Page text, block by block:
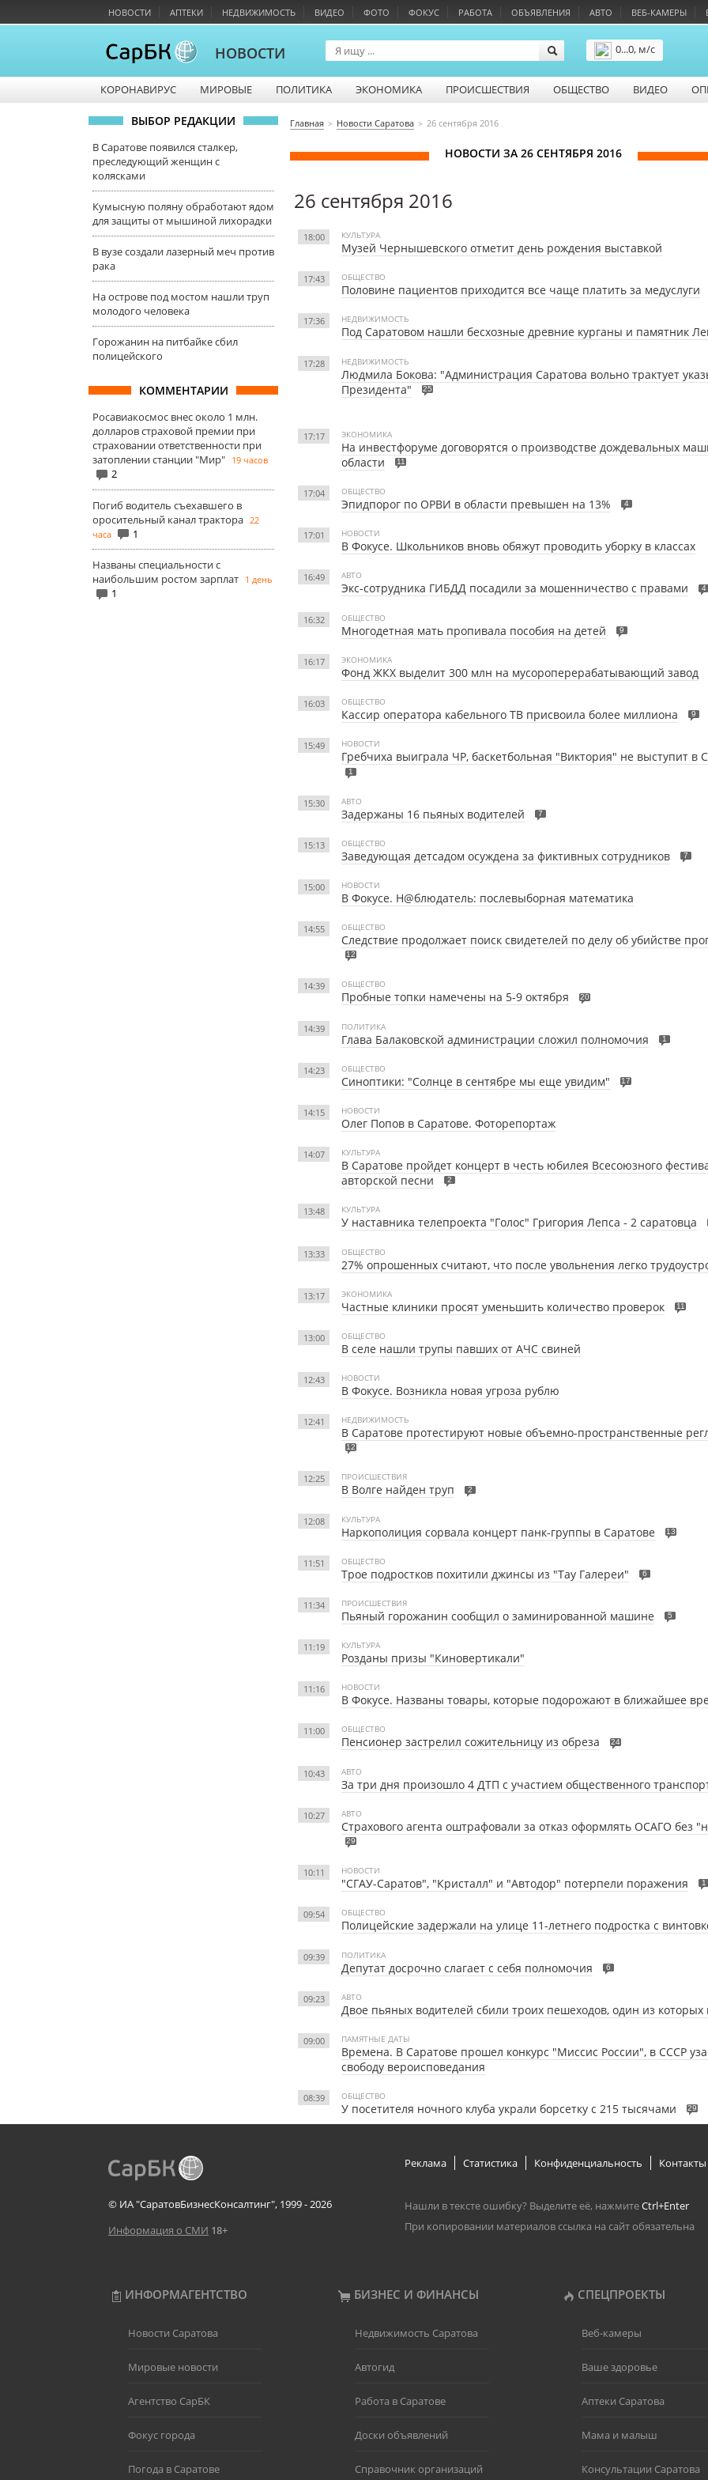
НОВОСТИ АПТЕКИ НЕДВИЖИМОСТЬ ВИДЕО ФОТО ФОКУС РАБОТА ОБЪЯВЛЕНИЯ АВТО ВЕБ-КАМЕРЫ
НОВОСТИ
0...0, м/с
КОРОНАВИРУС МИРОВЫЕ ПОЛИТИКА ЭКОНОМИКА ПРОИСШЕСТВИЯ ОБЩЕСТВО ВИДЕО
ВЫБОР РЕДАКЦИИ
В Саратове появился сталкер,
преследующий женщин с
колясками
Кумысную поляну обработают ядом
для защиты от мышиной лихорадки
В вузе создали лазерный меч против
рака
На острове под мостом нашли труп
молодого человека
Горожанин на питбайке сбил
полицейского
КОММЕНТАРИИ
Росавиакосмос внес около 1 млн.
долларов страховой премии при
страховании ответственности при
затоплении станции "Мир" 19 часов
2
Погиб водитель съехавшего в
оросительный канал трактора 22
часа
1
Названы специальности с
наибольшим ростом зарплат 1 день
1
Главная Новости Саратова 26 сентября 2016
НОВОСТИ ЗА 26 СЕНТЯБРЯ 2016
26 сентября 2016
18:00 КУЛЬТУРА
Музей Чернышевского отметит день рождения выставкой
17:43 ОБЩЕСТВО
Половине пациентов приходится все чаще платить за медуслуги
17:36 НЕДВИЖИМОСТЬ
Под Саратовом нашли бесхозные древние курганы и памятник
17:28 НЕДВИЖИМОСТЬ
Людмила Бокова: "Администрация Саратова вольно трактует
Президента"
25
17:17 ЭКОНОМИКА
На инвестфоруме договорятся о производстве дождевальных
области
11
17:04 ОБЩЕСТВО
Эпидпорог по ОРВИ в области превышен на 13% 4
17:01 НОВОСТИ
В Фокусе. Школьников вновь обяжут проводить уборку в классах
16:49 АВТО
Экс-сотрудника ГИБДД посадили за мошенничество с правами 4
16:32 ОБЩЕСТВО
Многодетная мать пропивала пособия на детей 9
16:17 ЭКОНОМИКА
Фонд ЖКХ выделит 300 млн на мусороперерабатывающий завод
16:03 ОБЩЕСТВО
Кассир оператора кабельного ТВ присвоила более миллиона 9
15:49 НОВОСТИ
Гребчиха выиграла ЧР, баскетбольная "Виктория" не выступит в
1
15:30 АВТО
Задержаны 16 пьяных водителей 7
15:13 ОБЩЕСТВО
Заведующая детсадом осуждена за фиктивных сотрудников 7
15:00 НОВОСТИ
В Фокусе. Н@блюдатель: послевыборная математика
14:55 ОБЩЕСТВО
Следствие продолжает поиск свидетелей по делу об убийстве
12
14:39 ОБЩЕСТВО
Пробные топки намечены на 5-9 октября 20
14:39 ПОЛИТИКА
Глава Балаковской администрации сложил полномочия 1
14:23 ОБЩЕСТВО
Синоптики: "Солнце в сентябре мы еще увидим" 17
14:15 НОВОСТИ
Олег Попов в Саратове. Фоторепортаж
14:07 КУЛЬТУРА
В Саратове пройдет концерт в честь юбилея Всесоюзного
авторской песни
2
13:48 КУЛЬТУРА
У наставника телепроекта "Голос" Григория Лепса - 2 саратовца
13:33 ОБЩЕСТВО
27% опрошенных считают, что после увольнения легко
13:17 ЭКОНОМИКА
Частные клиники просят уменьшить количество проверок 11
13:00 ОБЩЕСТВО
В селе нашли трупы павших от АЧС свиней
12:43 НОВОСТИ
В Фокусе. Возникла новая угроза рублю
12:41 НЕДВИЖИМОСТЬ
В Саратове протестируют новые объемно-пространственные
12
12:25 ПРОИСШЕСТВИЯ
В Волге найден труп 2
12:08 КУЛЬТУРА
Наркополиция сорвала концерт панк-группы в Саратове 13
11:51 ОБЩЕСТВО
Трое подростков похитили джинсы из "Тау Галереи" 6
11:34 ПРОИСШЕСТВИЯ
Пьяный горожанин сообщил о заминированной машине 5
11:19 КУЛЬТУРА
Розданы призы "Киновертикали"
11:16 НОВОСТИ
В Фокусе. Названы товары, которые подорожают в ближайшее
11:00 ОБЩЕСТВО
Пенсионер застрелил сожительницу из обреза 24
10:43 АВТО
За три дня произошло 4 ДТП с участием общественного
10:27 АВТО
Страхового агента оштрафовали за отказ оформлять ОСАГО без
29
10:11 НОВОСТИ
"СГАУ-Саратов", "Кристалл" и "Автодор" потерпели поражения 1
09:54 ОБЩЕСТВО
Полицейские задержали на улице 11-летнего подростка с
09:39 ПОЛИТИКА
Депутат досрочно слагает с себя полномочия 6
09:23 АВТО
Двое пьяных водителей сбили троих пешеходов, один из которых
09:00 ПАМЯТНЫЕ ДАТЫ
Времена. В Саратове прошел конкурс "Миссис России", в СССР
свободу вероисповедания
08:39 ОБЩЕСТВО
У посетителя ночного клуба украли борсетку с 215 тысячами 29
© ИА "СаратовБизнесКонсалтинг", 1999 - 2026
Информация о СМИ 18+
Реклама Статистика Конфиденциальность Контакты
Нашли в тексте ошибку? Выделите её, нажмитеCtrl+Enter
При копировании материалов ссылка на сайт обязательна
ИНФОРМАГЕНТСТВО БИЗНЕС И ФИНАНСЫ СПЕЦПРОЕКТЫ
Новости Саратова
Мировые новости
Агентство СарБК
Фокус города
Погода в Саратове
Недвижимость Саратова
Автогид
Работа в Саратове
Доски объявлений
Справочник организаций
Веб-камеры
Ваше здоровье
Аптеки Саратова
Мама и малыш
Консультации Саратова